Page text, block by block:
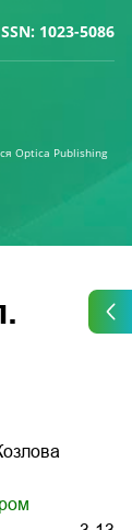
1023-5086
Optica Publishing